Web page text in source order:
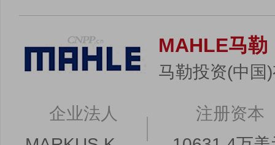
MAHLE马勒
马勒投资(中国
企业法人
注册资本